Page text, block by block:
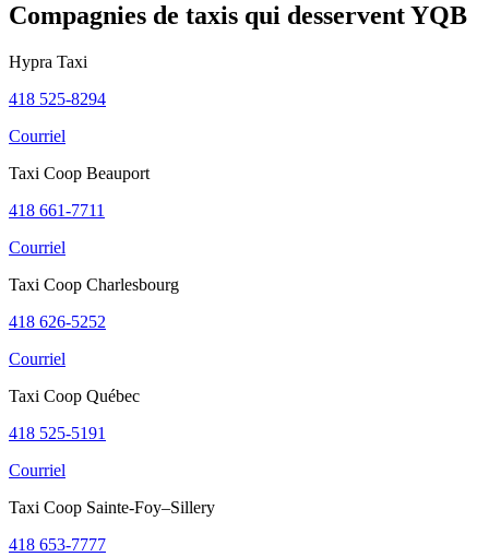
Transports
de
Carte
interactive
Accessibilité
en
Voyager
un
Enfant
voyageant
seul
Compagnies de taxis qui desservent YQB
Hypra Taxi
418 525-8294
Courriel
Taxi Coop Beauport
418 661-7711
Courriel
Taxi Coop Charlesbourg
418 626-5252
Courriel
Taxi Coop Québec
418 525-5191
Courriel
Taxi Coop Sainte-Foy–Sillery
418 653-7777